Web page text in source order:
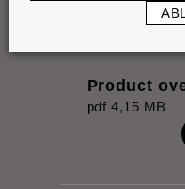
Product
pdf 4,15 MB